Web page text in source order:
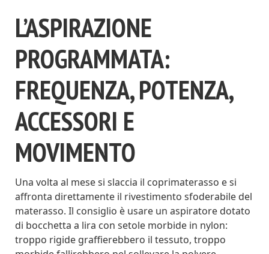
L’ASPIRAZIONE
PROGRAMMATA:
FREQUENZA, POTENZA,
ACCESSORI E
MOVIMENTO
Una volta al mese si slaccia il coprimaterasso e si
affronta direttamente il rivestimento sfoderabile del
materasso. Il consiglio è usare un aspiratore dotato
di bocchetta a lira con setole morbide in nylon:
troppo rigide graffierebbero il tessuto, troppo